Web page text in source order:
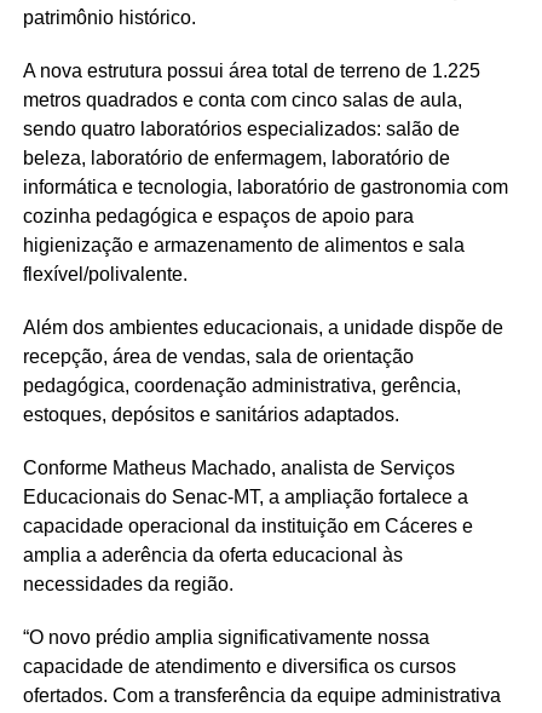
patrimônio histórico.
A nova estrutura possui área total de terreno de 1.225
metros quadrados e conta com cinco salas de aula,
sendo quatro laboratórios especializados: salão de
beleza, laboratório de enfermagem, laboratório de
informática e tecnologia, laboratório de gastronomia com
cozinha pedagógica e espaços de apoio para
higienização e armazenamento de alimentos e sala
flexível/polivalente.
Além dos ambientes educacionais, a unidade dispõe de
recepção, área de vendas, sala de orientação
pedagógica, coordenação administrativa, gerência,
estoques, depósitos e sanitários adaptados.
Conforme Matheus Machado, analista de Serviços
Educacionais do Senac-MT, a ampliação fortalece a
capacidade operacional da instituição em Cáceres e
amplia a aderência da oferta educacional às
necessidades da região.
“O novo prédio amplia significativamente nossa
capacidade de atendimento e diversifica os cursos
ofertados. Com a transferência da equipe administrativa